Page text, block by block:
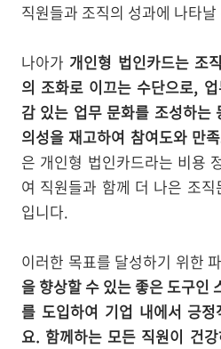
직원들과 조직의 성과에 나타
나아가 개인형 법인카드는 조
의 조화로 이끄는 수단으로,
감 있는 업무 문화를 조성하는
의성을 재고하여 참여도와 만
은 개인형 법인카드라는 비용
여 직원들과 함께 더 나은 조
입니다.
이러한 목표를 달성하기 위한
을 향상할 수 있는 좋은 도구인
를 도입하여 기업 내에서 긍
요. 함께하는 모든 직원이 건